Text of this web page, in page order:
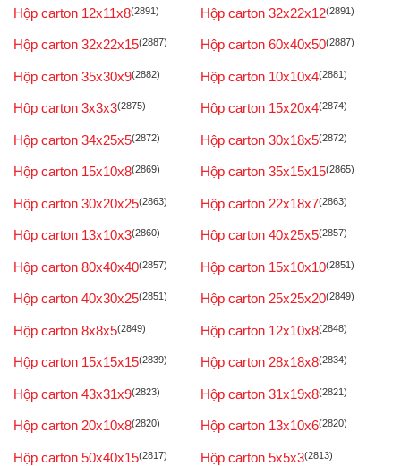
Hộp carton 12x11x8(2891) Hộp carton 32x22x12(2891)
Hộp carton 32x22x15(2887) Hộp carton 60x40x50(2887)
Hộp carton 35x30x9(2882) Hộp carton 10x10x4(2881)
Hộp carton 3x3x3(2875) Hộp carton 15x20x4(2874)
Hộp carton 34x25x5(2872) Hộp carton 30x18x5(2872)
Hộp carton 15x10x8(2869) Hộp carton 35x15x15(2865)
Hộp carton 30x20x25(2863) Hộp carton 22x18x7(2863)
Hộp carton 13x10x3(2860) Hộp carton 40x25x5(2857)
Hộp carton 80x40x40(2857) Hộp carton 15x10x10(2851)
Hộp carton 40x30x25(2851) Hộp carton 25x25x20(2849)
Hộp carton 8x8x5(2849) Hộp carton 12x10x8(2848)
Hộp carton 15x15x15(2839) Hộp carton 28x18x8(2834)
Hộp carton 43x31x9(2823) Hộp carton 31x19x8(2821)
Hộp carton 20x10x8(2820) Hộp carton 13x10x6(2820)
Hộp carton 50x40x15(2817) Hộp carton 5x5x3(2813)